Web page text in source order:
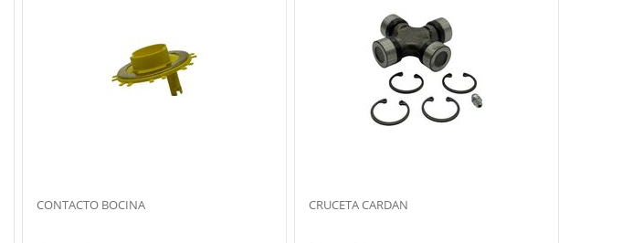
CONTACTO BOCINA CRUCETA CARDAN